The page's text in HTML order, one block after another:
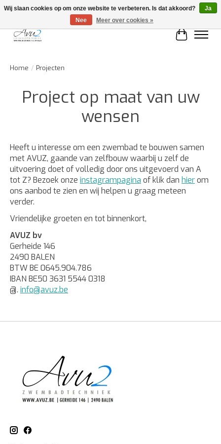
Home / Projecten
Project op maat van uw
wensen
Heeft u interesse om een zwembad te bouwen samen
met AVUZ, gaande van zelfbouw waarbij u zelf de
uitvoering doet of volledig door ons uitgevoerd van A
tot Z? Bezoek onze instagrampagina of klik dan hierom
ons aanbod te zien en wij helpen u graag meteen
verder.
Vriendelijke groeten en tot binnenkort,
AVUZ bv
Gerheide 146
2490 BALEN
BTW BE 0645.904.786
IBAN BE50 3631 5544 0318
@. info@avuz.be
Wij slaan cookies op om onze website te verbeteren. Is dat akkoord?
Ja
Nee
Meer over cookies »